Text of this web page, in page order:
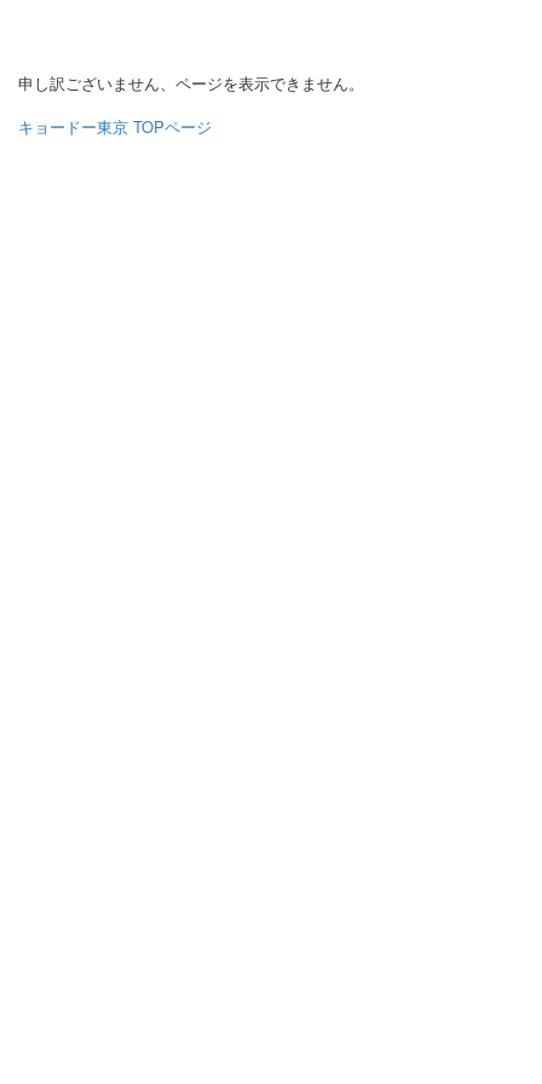
申し訳ございません、ページを表示できません。
キョードー東京 TOPページ